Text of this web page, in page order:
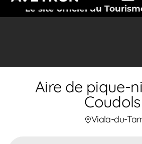
Le site officiel du
Aire de pique-
Coudols
Viala-du-